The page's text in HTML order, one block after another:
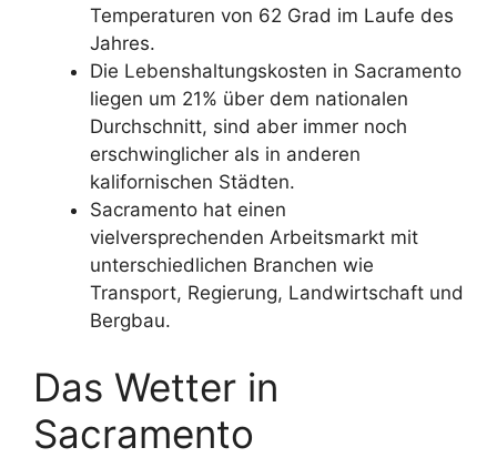
Temperaturen von 62 Grad im Laufe des
Jahres.
Die Lebenshaltungskosten in Sacramento
liegen um 21% über dem nationalen
Durchschnitt, sind aber immer noch
erschwinglicher als in anderen
kalifornischen Städten.
Sacramento hat einen
vielversprechenden Arbeitsmarkt mit
unterschiedlichen Branchen wie
Transport, Regierung, Landwirtschaft und
Bergbau.
Das Wetter in
Sacramento